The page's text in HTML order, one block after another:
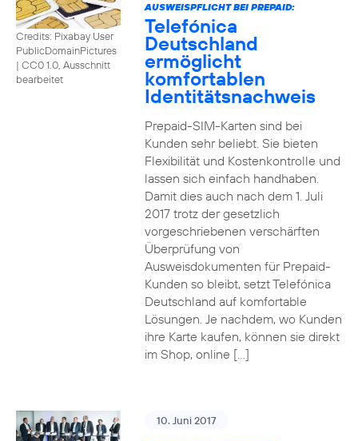
Credits: Pixabay User
PublicDomainPictures
| CC0 1.0, Ausschnitt
bearbeitet
AUSWEISPFLICHT BEI PREPAID:
Telefónica
Deutschland
ermöglicht
komfortablen
Identitätsnachweis
Prepaid-SIM-Karten sind bei
Kunden sehr beliebt. Sie bieten
Flexibilität und Kostenkontrolle und
lassen sich einfach handhaben.
Damit dies auch nach dem 1. Juli
2017 trotz der gesetzlich
vorgeschriebenen verschärften
Überprüfung von
Ausweisdokumenten für Prepaid-
Kunden so bleibt, setzt Telefónica
Deutschland auf komfortable
Lösungen. Je nachdem, wo Kunden
ihre Karte kaufen, können sie direkt
im Shop, online […]
10. Juni 2017